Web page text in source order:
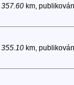
357.60km,
355.10km,